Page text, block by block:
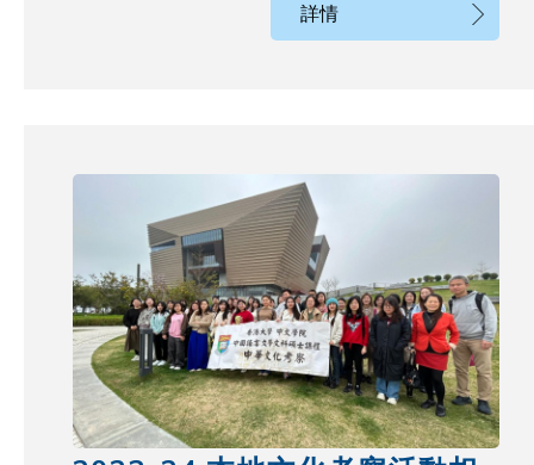
詳情